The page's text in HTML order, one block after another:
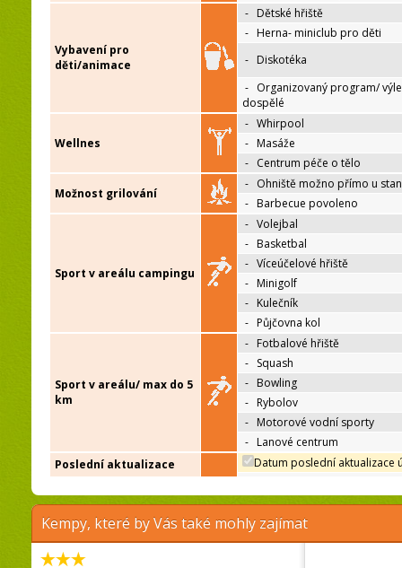
Vybavení pro
děti/animace
- Dětské hřiště
- Herna- miniclub pro děti
- Diskotéka
- Organizovaný program/
dospělé
Wellnes
- Whirpool
- Masáže
- Centrum péče o tělo
Možnost grilování
- Ohniště možno přímo u
- Barbecue povoleno
Sport v areálu campingu
- Volejbal
- Basketbal
- Víceúčelové hřiště
- Minigolf
- Kulečník
- Půjčovna kol
Sport v areálu/ max do 5
km
- Fotbalové hřiště
- Squash
- Bowling
- Rybolov
- Motorové vodní sporty
- Lanové centrum
Poslední aktualizace
Datum poslední aktualizace
Kempy, které by Vás také mohly zajímat